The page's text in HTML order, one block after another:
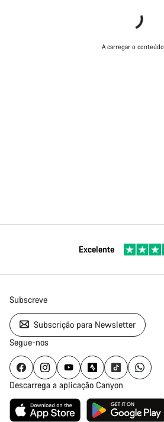
A carregar o conteúdo
Excelente
Subscreve
Subscrição para Newsletter
Segue-nos
Descarrega a aplicação Canyon